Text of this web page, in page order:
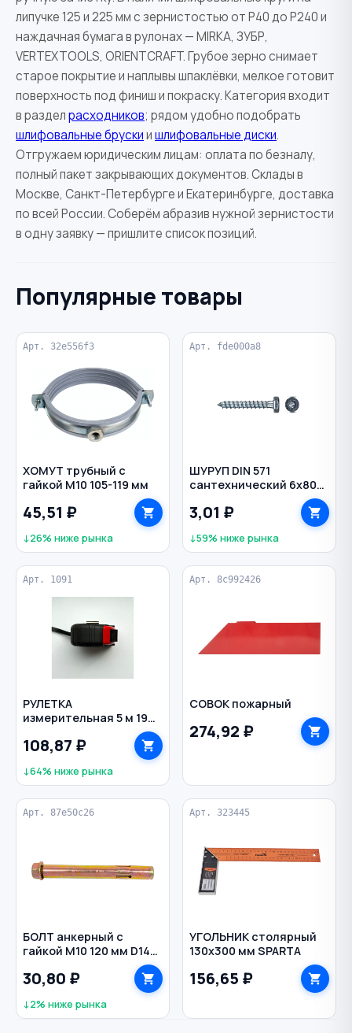
липучке 125 и 225 мм с зернистостью от Р40 до Р240 и
наждачная бумага в рулонах — MIRKA, ЗУБР,
VERTEXTOOLS, ORIENTCRAFT. Грубое зерно снимает
старое покрытие и наплывы шпаклёвки, мелкое готовит
поверхность под финиш и покраску. Категория входит
в разделрасходников; рядом удобно подобрать
шлифовальные брускиишлифовальные диски.
Отгружаем юридическим лицам: оплата по безналу,
полный пакет закрывающих документов. Склады в
Москве, Санкт-Петербурге и Екатеринбурге, доставка
по всей России. Соберём абразив нужной зернистости
в одну заявку — пришлите список позиций.
Популярные товары
Арт. 32e556f3
ХОМУТ трубный с
гайкой М10 105-119 мм
45,51 ₽
↓26% ниже рынка
Арт. fde000a8
ШУРУП DIN 571
сантехнический 6х80
3,01 ₽
↓59% ниже рынка
Арт. 1091
РУЛЕТКА
измерительная 5 м 19
корпус
108,87 ₽
↓64% ниже рынка
Арт. 8c992426
СОВОК пожарный
274,92 ₽
Арт. 87e50c26
БОЛТ анкерный с
гайкой M10 120 мм D14
30,80 ₽
↓2% ниже рынка
Арт. 323445
УГОЛЬНИК столярный
130х300 мм SPARTA
156,65 ₽